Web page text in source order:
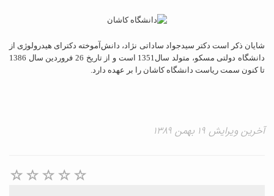
ذکر است دکتر سیدجواد ساداتی نژاد، دانش‌آموخته دکترای هیدرولوژی از
دانشگاه دولتی مسکو، متولد سال1351 است و از تاریخ 26 فروردین سال 1386
کنون سمت ریاست دانشگاه کاشان را بر عهده دارد.
ویرایش ۱۹ بهمن ۱۳۸۹